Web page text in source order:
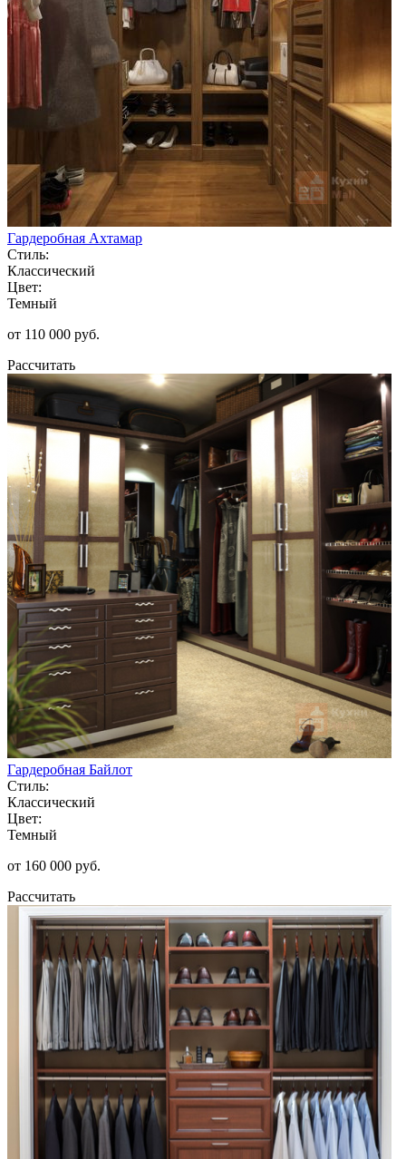
Гардеробная Ахтамар
Стиль:
Классический
Цвет:
Темный
от 110 000 руб.
Рассчитать
Гардеробная Байлот
Стиль:
Классический
Цвет:
Темный
от 160 000 руб.
Рассчитать